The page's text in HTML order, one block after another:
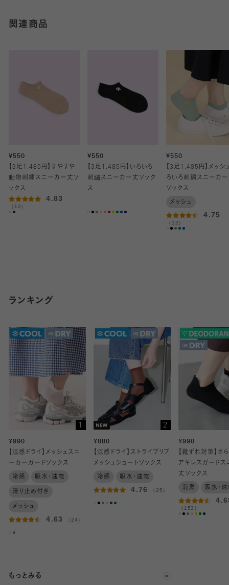
関連商品
¥550
【3足1,485円】すやすや
動物刺繍スニーカー丈ソ
ックス
4.83
（12）
¥550
【3足1,485円】いろいろ
刺繡スニーカー丈ソック
ス
¥550
【3足1,485円】メッシ
ろいろ刺繍スニーカ
ソックス
メッシュ
4.75
（12）
ランキング
1
¥990
【涼感ドライ】メッシュスニ
ーカーガードソックス
冷感 吸水・速乾
滑り止め付き
メッシュ
4.63 （24）
2
¥880
【涼感ドライ】ストライプリブ
メッシュショートソックス
冷感 吸水・速乾
4.76 （25）
¥990
【靴ずれ対策】さ
アキレスガードス
丈ソックス
消臭 吸水・
（153）
もっとみる